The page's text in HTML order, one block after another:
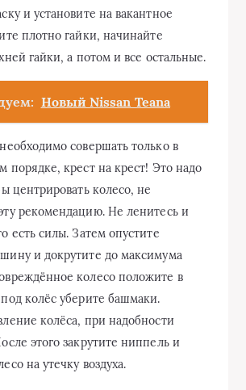
и установите на вакантное
плотно гайки, начинайте
гайки, а потом и все остальные.
Новый Nissan Teana
совершать только в
порядке, крест на крест! Это надо
центрировать колесо, не
рекомендацию. Не ленитесь и
есть силы. Затем опустите
и докрутите до максимума
колесо положите в
колёс уберите башмаки.
колёса, при надобности
этого закрутите ниппель и
на утечку воздуха.